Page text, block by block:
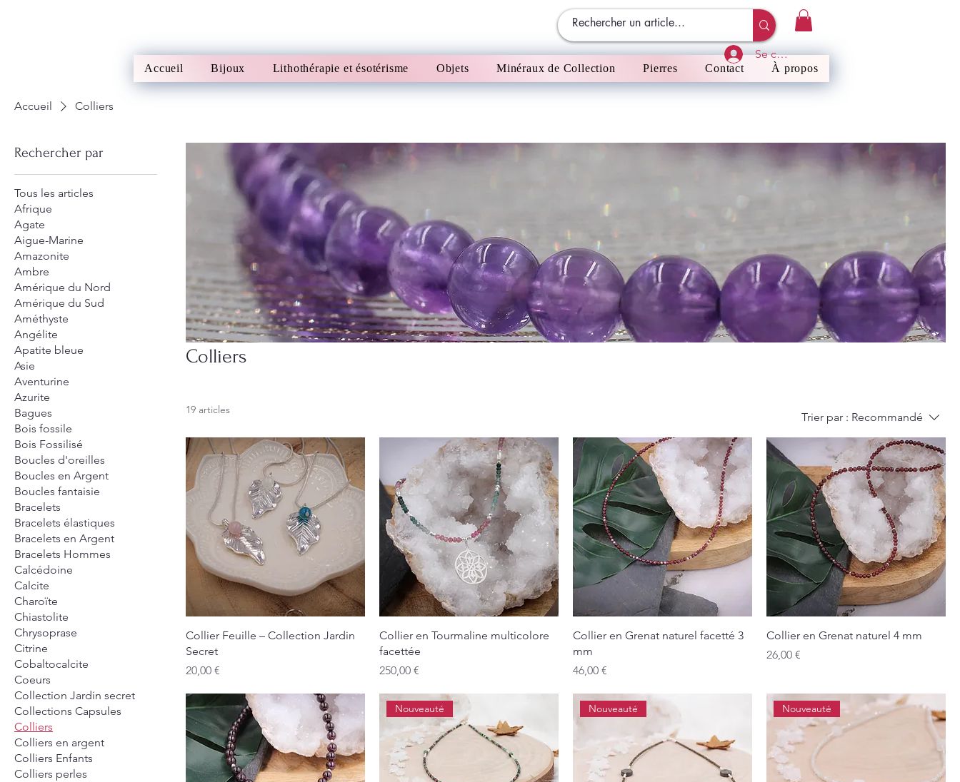
Accueil Bijoux Lithothérapie et ésotérisme Objets Minéraux de Collection Pierres Contact À propos
Se connecter
Accueil Colliers
Rechercher par
Tous les articles
Afrique
Agate
Aigue-Marine
Amazonite
Ambre
Amérique du Nord
Amérique du Sud
Améthyste
Angélite
Apatite bleue
Asie
Aventurine
Azurite
Bagues
Bois fossile
Bois Fossilisé
Boucles d'oreilles
Boucles en Argent
Boucles fantaisie
Bracelets
Bracelets élastiques
Bracelets en Argent
Bracelets Hommes
Calcédoine
Calcite
Charoïte
Chiastolite
Chrysoprase
Citrine
Cobaltocalcite
Coeurs
Collection Jardin secret
Collections Capsules
Colliers
Colliers en argent
Colliers Enfants
Colliers perles
Colliers
19 articles
Trier par : Recommandé
Collier Feuille – Collection Jardin
Secret
Prix
20,00 €
Collier en Tourmaline multicolore
facettée
Prix
250,00 €
Collier en Grenat naturel facetté 3
mm
Prix
46,00 €
Collier en Grenat naturel 4 mm
Prix
26,00 €
Nouveauté Nouveauté Nouveauté